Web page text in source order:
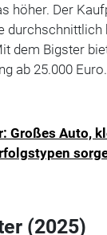
höher. Der
durchschnittlich
dem Bigster
ab 25.000 Euro.
Großes Auto,
(2025)